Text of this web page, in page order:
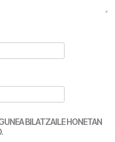
BILATZAILE HONETAN